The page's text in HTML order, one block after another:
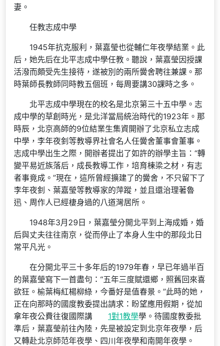
妻。
任教志成中學
1945年抗克服利，葉嘉瑩也從輔仁年夜學結業。此
后，她先后在北平志成中學任教。聽說，葉嘉瑩因授課
活潑而頗受先生接待，遂被別的兩所黌舍聘往兼課。那
時葉師長教師同時教五個班，每周要講30課時之多。
北平志成中學現在的校名是北京第三十五中學。志
成中學的草創時光，是北洋當局統治時代的1923年。那
時辰，北京高師的9位結業生集資開辦了北京私立志成
中學，李年夜釗等教導界社會名人任黌舍董事會董事。
志成中學出生之際，開辦者提出了如許的辦學主旨：“轉
變平易近族落后，成長教導工作，培育棟梁之材，有志
者事竟成。”現在，這所曾經擴建了的黌舍，不只留下了
李年夜釗、葉嘉瑩等教導家的萍蹤，並且還治理著魯
迅、周作人已經棲身過的八道灣居所。
1948年3月29日，葉嘉瑩分開北平到上海成婚，婚
后與丈夫往往南京，從而停止了本身人生中的那段北日
常平凡光。
在分開北平三十多年后的1979年春，早已年過半百
的葉嘉瑩寫下一首盡句：“五年三度賦還鄉，照舊回來喜
欲狂。榆葉梅紅楊柳綠，今番好是值春景。”此時的她，
正在向那時的國度教委提出請求：盼望應用假期，從加
拿年夜公費往復國際講
1對1教學學。待國度教委批
準后，葉嘉瑩前往內陸，先是被設定到北京年夜學，后
又轉赴北京師范年夜學、四川年夜學和南開年夜學。